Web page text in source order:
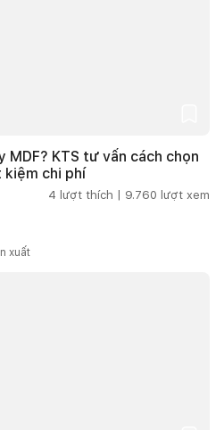
MDF? KTS tư vấn cách chọn
chi phí
4 lượt thích | 9.760 lượt xem
xuất